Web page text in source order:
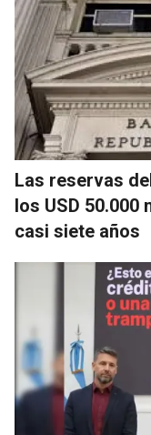
Las reservas
los USD 50.000
casi siete años